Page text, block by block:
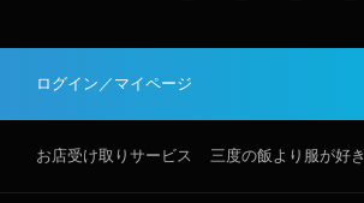
ログイン／マイページ
お店受け取りサービス 三度の飯より服が好き